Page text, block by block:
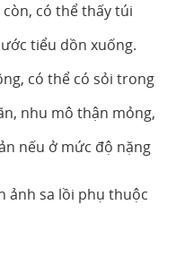
có thể thấy túi
tiểu dồn xuống.
có thể có sỏi trong
nhu mô thận mỏng,
nếu ở mức độ nặng
ảnh sa lồi phụ thuộc